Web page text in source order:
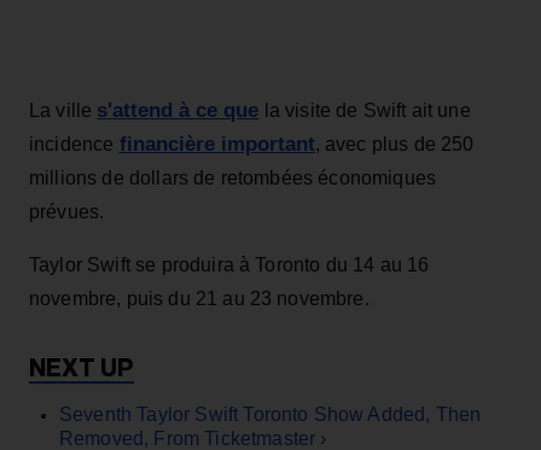
La ville s'attend à ce que la visite de Swift ait une
incidence financière important, avec plus de 250
millions de dollars de retombées économiques
prévues.
Taylor Swift se produira à Toronto du 14 au 16
novembre, puis du 21 au 23 novembre.
Seventh Taylor Swift Toronto Show Added, Then
Removed, From Ticketmaster ›